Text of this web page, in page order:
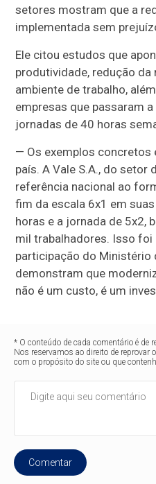
setores mostram que a
implementada sem
Ele citou estudos que
produtividade, redução
ambiente de trabalho,
empresas que passaram
jornadas de 40 horas
— Os exemplos
país. A Vale S.A., do setor
referência nacional ao
fim da escala 6x1 em
horas e a jornada de 5x2,
mil trabalhadores. Isso
participação do Ministério
demonstram que
não é um custo, é um
* O conteúdo de cada comentário é de
Nos reservamos ao direito de
com o propósito do site ou que
Comentar